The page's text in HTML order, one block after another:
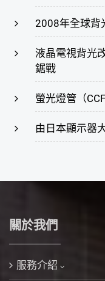
2008年全球背
液晶電視背光
鋸戰
螢光燈管（
由日本顯示器
關於我們
服務介紹